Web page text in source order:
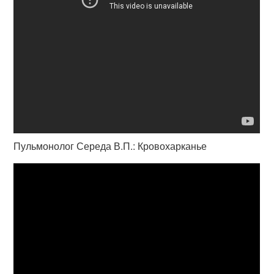
Пульмонолог Середа В.П.: Кровохарканье